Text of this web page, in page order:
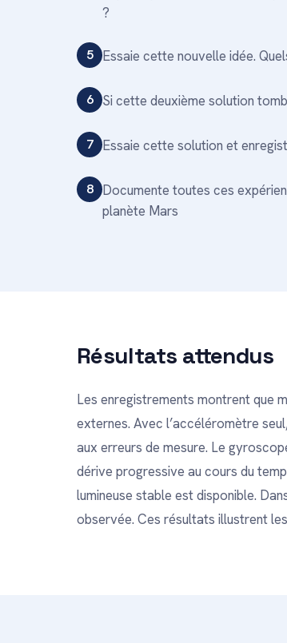
?
5 Essaie cette nouvelle idée.
6 Si cette deuxième solution
7 Essaie cette solution et
8 Documente toutes ces
planète Mars
Résultats attendus
Les enregistrements montrent que
externes. Avec l’accéléromètre
aux erreurs de mesure. Le
dérive progressive au cours du
lumineuse stable est disponible.
observée. Ces résultats illustrent